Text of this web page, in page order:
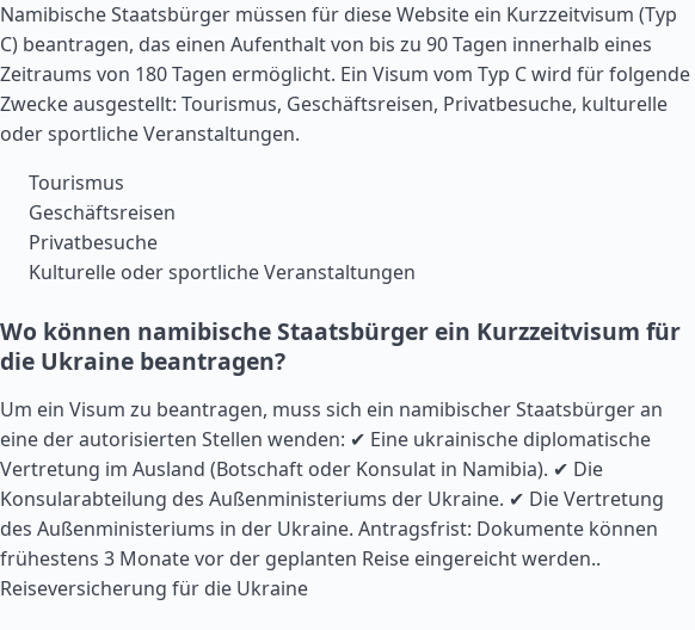
Namibische Staatsbürger müssen für diese Website ein Kurzzeitvisum (Typ
C) beantragen, das einen Aufenthalt von bis zu 90 Tagen innerhalb eines
Zeitraums von 180 Tagen ermöglicht. Ein Visum vom Typ C wird für folgende
Zwecke ausgestellt: Tourismus, Geschäftsreisen, Privatbesuche, kulturelle
oder sportliche Veranstaltungen.
Tourismus
Geschäftsreisen
Privatbesuche
Kulturelle oder sportliche Veranstaltungen
Wo können namibische Staatsbürger ein Kurzzeitvisum für
die Ukraine beantragen?
Um ein Visum zu beantragen, muss sich ein namibischer Staatsbürger an
eine der autorisierten Stellen wenden: ✔ Eine ukrainische diplomatische
Vertretung im Ausland (Botschaft oder Konsulat in Namibia). ✔ Die
Konsularabteilung des Außenministeriums der Ukraine. ✔ Die Vertretung
des Außenministeriums in der Ukraine. Antragsfrist: Dokumente können
frühestens 3 Monate vor der geplanten Reise eingereicht werden..
Reiseversicherung für die Ukraine